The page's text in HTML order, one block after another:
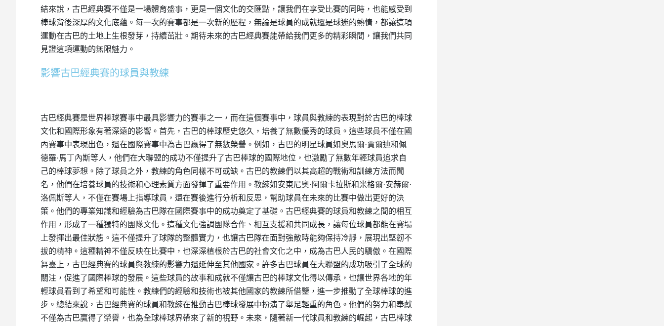
結來說，古巴經典賽不僅是一場體育盛事，更是一個文化的交匯點，讓我們在享受比賽的同時，也能感受到
棒球背後深厚的文化底蘊。每一次的賽事都是一次新的歷程，無論是球員的成就還是球迷的熱情，都讓這項
運動在古巴的土地上生根發芽，持續茁壯。期待未來的古巴經典賽能帶給我們更多的精彩瞬間，讓我們共同
見證這項運動的無限魅力。
影響古巴經典賽的球員與教練
古巴經典賽是世界棒球賽事中最具影響力的賽事之一，而在這個賽事中，球員與教練的表現對於古巴的棒球
文化和國際形象有著深遠的影響。首先，古巴的棒球歷史悠久，培養了無數優秀的球員。這些球員不僅在國
內賽事中表現出色，還在國際賽事中為古巴贏得了無數榮譽。例如，古巴的明星球員如奧馬爾·賈爾迪和佩
德羅·馬丁內斯等人，他們在大聯盟的成功不僅提升了古巴棒球的國際地位，也激勵了無數年輕球員追求自
己的棒球夢想。除了球員之外，教練的角色同樣不可或缺。古巴的教練們以其高超的戰術和訓練方法而聞
名，他們在培養球員的技術和心理素質方面發揮了重要作用。教練如安東尼奧·阿爾卡拉斯和米格爾·安赫爾·
洛佩斯等人，不僅在賽場上指導球員，還在賽後進行分析和反思，幫助球員在未來的比賽中做出更好的決
策。他們的專業知識和經驗為古巴隊在國際賽事中的成功奠定了基礎。古巴經典賽的球員和教練之間的相互
作用，形成了一種獨特的團隊文化。這種文化強調團隊合作、相互支援和共同成長，讓每位球員都能在賽場
上發揮出最佳狀態。這不僅提升了球隊的整體實力，也讓古巴隊在面對強敵時能夠保持冷靜，展現出堅韌不
拔的精神。這種精神不僅反映在比賽中，也深深植根於古巴的社會文化之中，成為古巴人民的驕傲。在國際
舞臺上，古巴經典賽的球員與教練的影響力還延伸至其他國家。許多古巴球員在大聯盟的成功吸引了全球的
關注，促進了國際棒球的發展。這些球員的故事和成就不僅讓古巴的棒球文化得以傳承，也讓世界各地的年
輕球員看到了希望和可能性。教練們的經驗和技術也被其他國家的教練所借鑒，進一步推動了全球棒球的進
步。總結來說，古巴經典賽的球員和教練在推動古巴棒球發展中扮演了舉足輕重的角色。他們的努力和奉獻
不僅為古巴贏得了榮譽，也為全球棒球界帶來了新的視野。未來，隨著新一代球員和教練的崛起，古巴棒球